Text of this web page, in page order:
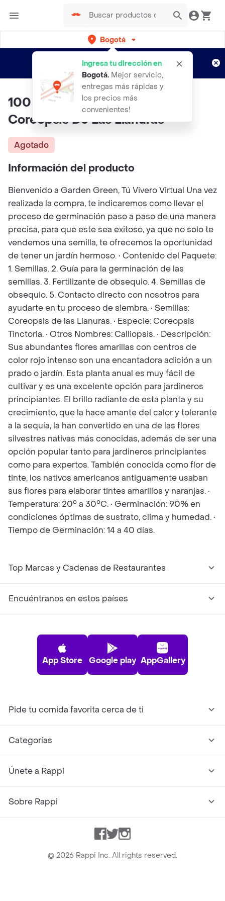
Bogotá
Ingresa tu dirección en
Bogotá. Mejor servicio,
entregas más rápidas y
los precios más
convenientes!
envíos gratis por semanas
Aplican TyC
100 Semillas Orgánicas De Flor
Coreopsis De Las Llanuras
Agotado
Información del producto
Bienvenido a Garden Green, Tú Vivero Virtual Una vez
realizada la compra, te indicaremos como llevar el
proceso de germinación paso a paso de una manera
precisa, para que este sea exitoso, ya que no solo te
vendemos una semilla, te ofrecemos la oportunidad
de tener un jardín hermoso. • Contenido del Paquete:
1. Semillas. 2. Guía para la germinación de las
semillas. 3. Fertilizante de obsequio. 4. Semillas de
obsequio. 5. Contacto directo con nosotros para
ayudarte en tu proceso de siembra. • Semillas:
Coreopsis de las Llanuras. • Especie: Coreopsis
Tinctoria. • Otros Nombres: Calliopsis. • Descripción:
Sus abundantes flores amarillas con centros de
color rojo intenso son una encantadora adición a un
prado o jardín. Esta planta anual es muy fácil de
cultivar y es una excelente opción para jardineros
principiantes. El brillo radiante de esta planta y su
crecimiento, que la hace amante del calor y tolerante
a la sequía, la han convertido en una de las flores
silvestres nativas más conocidas, además de ser una
opción popular tanto para jardineros principiantes
como para expertos. También conocida como flor de
tinte, los nativos americanos antiguamente usaban
sus flores para elaborar tintes amarillos y naranjas. •
Temperatura: 20° a 30°C. • Germinación: 90% en
condiciones óptimas de sustrato, clima y humedad. •
Tiempo de Germinación: 14 a 40 días.
Top Marcas y Cadenas de Restaurantes
Encuéntranos en estos países
App Store Google play AppGallery
Pide tu comida favorita cerca de ti
Categorías
Únete a Rappi
Sobre Rappi
Facebook
TwitterInstagram
© 2026 Rappi Inc. All rights reserved.